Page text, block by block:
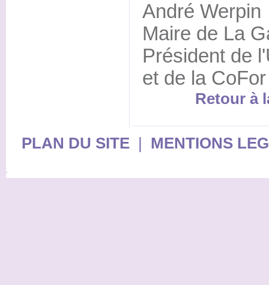
André Werpin
Maire de La
Président de
et de la
Retour à
PLAN DU SITE| MENTIONS